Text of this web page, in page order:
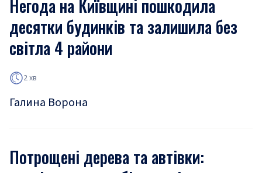
Негода на Київщині пошкодила
десятки будинків та залишила без
світла 4 райони
2 хв
Галина Ворона
Потрощені дерева та автівки: